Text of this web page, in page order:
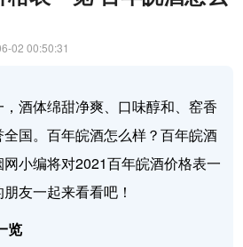
02 00:50:31
酒体绵甜净爽、口味醇和、窑香
国。百年皖酒怎么样？百年皖酒
小编将对2021百年皖酒价格表一
友一起来看看吧！
览